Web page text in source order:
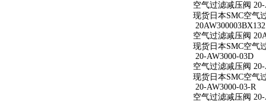
空气过滤减压阀 20-
现货日本SMC空气
20AW300003BX132
空气过滤减压阀
现货日本SMC空气
20-AW3000-03D
空气过滤减压阀 20-
现货日本SMC空气
20-AW3000-03-R
空气过滤减压阀 20-